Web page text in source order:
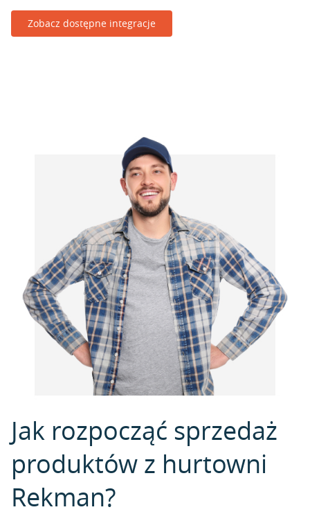
Zobacz dostępne integracje
Jak rozpocząć sprzedaż
produktów z hurtowni
Rekman?